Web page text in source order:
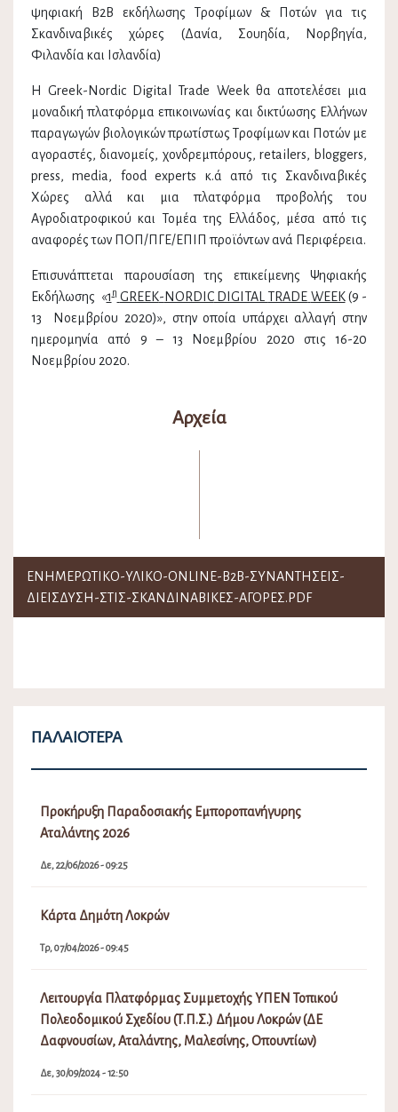
ψηφιακή Β2Β εκδήλωσης Τροφίμων & Ποτών για τις
Σκανδιναβικές χώρες (Δανία, Σουηδία, Νορβηγία,
Φιλανδία και Ισλανδία)
Η Greek-Nordic Digital Trade Week θα αποτελέσει μια
μοναδική πλατφόρμα επικοινωνίας και δικτύωσης Ελλήνων
παραγωγών βιολογικών πρωτίστως Τροφίμων και Ποτών με
αγοραστές, διανομείς, χονδρεμπόρους, retailers, bloggers,
press, media, food experts κ.ά από τις Σκανδιναβικές
Χώρες αλλά και μια πλατφόρμα προβολής του
Αγροδιατροφικού και Τομέα της Ελλάδος, μέσα από τις
αναφορές των ΠΟΠ/ΠΓΕ/ΕΠΙΠ προϊόντων ανά Περιφέρεια.
Επισυνάπτεται παρουσίαση της επικείμενης Ψηφιακής
Εκδήλωσης «1η GREEK- NORDIC DIGITAL TRADE WEEK(9 -
13 Νοεμβρίου 2020)», στην οποία υπάρχει αλλαγή στην
ημερομηνία από 9 – 13 Νοεμβρίου 2020 στις 16-20
Νοεμβρίου 2020.
Αρχεία
ΕΝΗΜΕΡΩΤΙΚΟ-ΥΛΙΚΟ-ONLINE-Β2Β-ΣΥΝΑΝΤΗΣΕΙΣ-
ΔΙΕΙΣΔΥΣΗ-ΣΤΙΣ-ΣΚΑΝΔΙΝΑΒΙΚΕΣ-ΑΓΟΡΕΣ.PDF
ΠΑΛΑΙΌΤΕΡΑ
Προκήρυξη Παραδοσιακής Εμποροπανήγυρης
Αταλάντης 2026
Δε, 22/06/2026 - 09:25
Κάρτα Δημότη Λοκρών
Τρ, 07/04/2026 - 09:45
Λειτουργία Πλατφόρμας Συμμετοχής ΥΠΕΝ Τοπικού
Πολεοδομικού Σχεδίου (Τ.Π.Σ.) Δήμου Λοκρών (ΔΕ
Δαφνουσίων, Αταλάντης, Μαλεσίνης, Οπουντίων)
Δε, 30/09/2024 - 12:50